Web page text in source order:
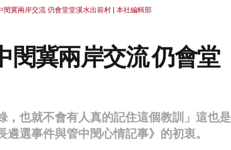
閔冀兩岸交流 仍會堂堂溪水出前村 | 本社編輯部
閔冀兩岸交流 仍會堂
，也就不會有人真的記住這個教訓」這也是
選事件與管中閔心情記事》的初衷。